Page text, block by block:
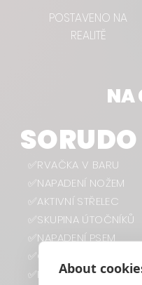
POSTAVENO NA
REALITĚ
NA
SORUDO
✅RVAČKA V BARU
✅NAPADENÍ NOŽEM
✅AKTIVNÍ STŘELEC
✅SKUPINA ÚTOČNÍKŮ
✅NAPADENÍ PSEM
✅OCHRANA RODINY
✅PRVNÍ POMOC
About